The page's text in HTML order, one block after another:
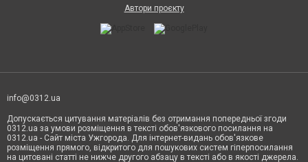
Автори проєкту
info@0312.ua
Допускається цитування матеріалів без отримання попередньої згоди
0312.ua за умови розміщення в тексті обов'язкового посилання на
0312.ua - Сайт міста Ужгорода. Для інтернет-видань обов'язкове
розміщення прямого, відкритого для пошукових систем гіперпосилання
на цитовані статті не нижче другого абзацу в тексті або в якості джерела.